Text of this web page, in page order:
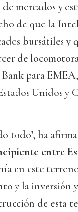
mercados y
de que la
bursátiles y
de
para
Unidos y
todo", ha
entre
en este
y la inversión
de esta